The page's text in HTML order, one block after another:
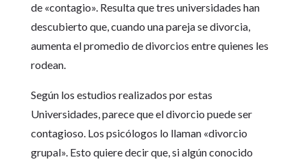
de «contagio». Resulta que tres universidades han
descubierto que, cuando una pareja se divorcia,
aumenta el promedio de divorcios entre quienes les
rodean.
Según los estudios realizados por estas
Universidades, parece que el divorcio puede ser
contagioso. Los psicólogos lo llaman «divorcio
grupal». Esto quiere decir que, si algún conocido